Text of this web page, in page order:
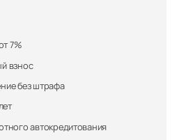
7%
взнос
без штрафа
автокредитования